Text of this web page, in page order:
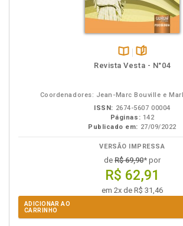
Disponível
páginas
Revista Vesta - N°04
Coordenadores: Jean-Marc Bouville e
ISSN: 2674-5607 00004
Páginas: 142
Publicado em: 27/09/2022
VERSÃO IMPRESSA
de R$ 69,90* por
R$ 62,91
em 2x de R$ 31,46
ADICIONAR AO
CARRINHO